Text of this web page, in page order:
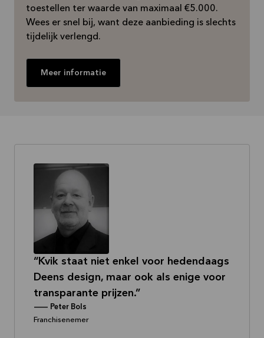
toestellen ter waarde van maximaal €5.000.
Wees er snel bij, want deze aanbieding is slechts
tijdelijk verlengd.
Meer informatie
Kvik staat niet enkel voor hedendaags
Deens design, maar ook als enige voor
transparante prijzen.
-- Peter Bols
Franchisenemer